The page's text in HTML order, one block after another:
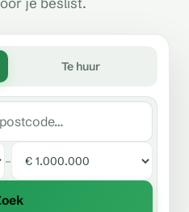
Te huur
–